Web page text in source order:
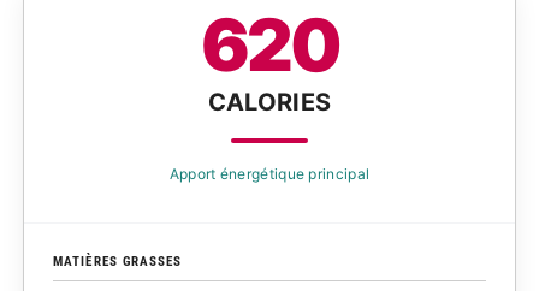
620
CALORIES
Apport énergétique principal
MATIÈRES GRASSES